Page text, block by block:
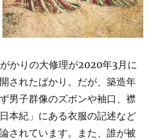
かりの大修理が2020年3月に
されたばかり。だが、築造年
男子群像のズボンや袖口、襟
本紀」にある衣服の記述など
されています。また、誰が被